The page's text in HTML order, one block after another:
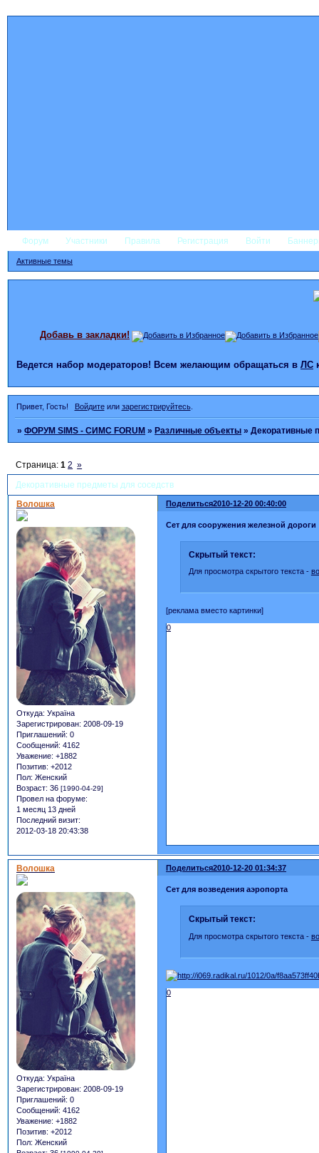
Форум Участники Правила Регистрация Войти
Активные темы
Добавь в закладки!
Ведется набор модераторов! Всем желающим обращаться в ЛС
Привет, Гость! Войдитеили зарегистрируйтесь.
»ФОРУМ SIMS - СИМС FORUM »Различные объекты »Декоративные
Декоративные предметы для соседств
Страница:1 2 »
Поделиться2010-12-20 00:40:00
Волошка
Откуда: Україна
Зарегистрирован: 2008-09-19
Приглашений: 0
Сообщений: 4162
Уважение: +1882
Позитив: +2012
Пол: Женский
Возраст: 36 [1990-04-29]
Провел на форуме:
1 месяц 13 дней
Последний визит:
2012-03-18 20:43:38
Сет для сооружения железной дороги
Скрытый текст:
Для просмотра скрытого текста -
[реклама вместо картинки]
0
Поделиться2010-12-20 01:34:37
Волошка
Откуда: Україна
Зарегистрирован: 2008-09-19
Приглашений: 0
Сообщений: 4162
Уважение: +1882
Позитив: +2012
Пол: Женский
Сет для возведения аэропорта
Скрытый текст:
Для просмотра скрытого текста -
0